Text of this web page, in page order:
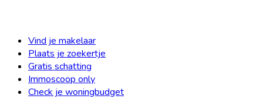
Vind je makelaar
Plaats je zoekertje
Gratis schatting
Immoscoop only
Check je woningbudget